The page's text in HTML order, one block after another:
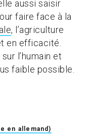
aussi saisir
faire face à la
, l’agriculture
en efficacité.
l’humain et
faible possible.
en allemand)